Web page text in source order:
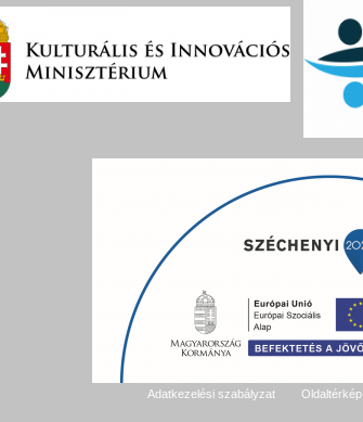
Adatkezelési szabályzat Oldaltérkép